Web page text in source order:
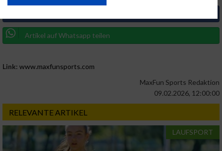
Artikel auf Whatsapp teilen
Link: www.maxfunsports.com
MaxFun Sports Redaktion
09.02.2026, 12:00:00
RELEVANTE ARTIKEL
LAUFSPORT
Website/App.
Partnerliste anzeigen (1 IAB-Anbieter)
IAB-Verarbeitungszwecke:
Speichern von oder Zugriff auf Informationen
Verwendung reduzierter Daten zur Auswahl
von Werbeanzeigen
Erstellung von Profilen für personalisierte